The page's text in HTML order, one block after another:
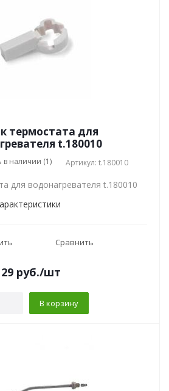
термостата для
t.180010
в наличии (1) Артикул: t.180010
для водонагревателя t.180010
Сравнить
29руб./шт
В корзину